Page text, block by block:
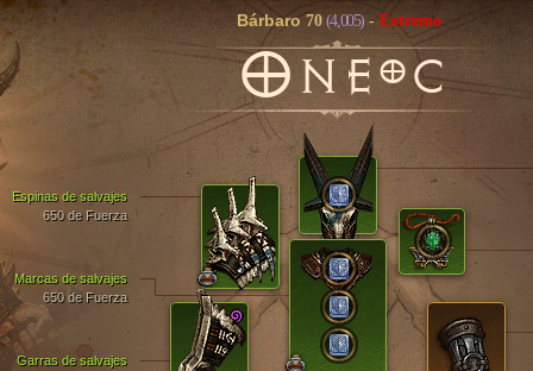
Bárbaro70 (4,005) - Extremo
ONEºC
Marcas de salvajes
650 de Fuerza
Garras de salvajes
Espinas de salvajes
650 de Fuerza